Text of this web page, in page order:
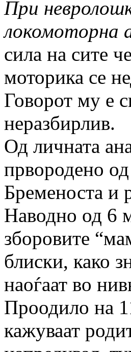
При
локомоторна
сила на сите
моторика се
Говорот му е
неразбирлив.
Од личната
првородено
Бременоста и
Наводно од 6
зборовите
блиски, како
наоѓаат во
Проодило на
кажуваат